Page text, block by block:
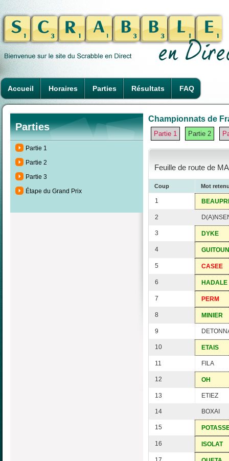
Accueil Horaires Parties Résultats FAQ
Parties
Partie 1
Partie 2
Partie 3
Étape du Grand Prix
Championnats de
Partie 1 Partie 2
Feuille de route de
Coup Mot
1
2
3 DYKE
4
5 CASEE
6 HADALE
7 PERM
8 MINIER
9
10 ETAIS
11 FILA
12 OH
13 ETIEZ
14 BOXAI
15
16 ISOLAT